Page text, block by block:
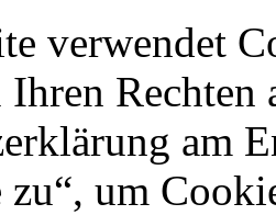
verwendet
Ihren
am
zu“, um